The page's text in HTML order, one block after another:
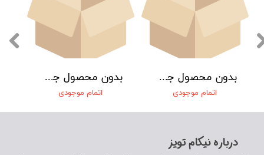
بدون محصول جهت نمایش
اتمام موجودی
بدون محصول جهت نمایش
اتمام موجودی
​درباره نیکام تویز